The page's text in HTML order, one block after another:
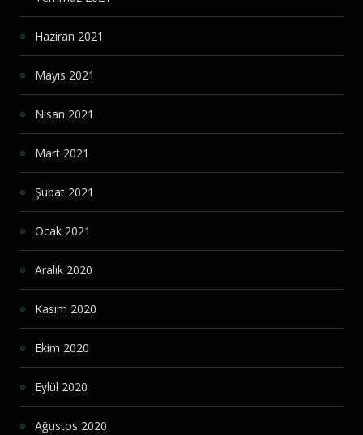
Haziran 2021
Mayıs 2021
Nisan 2021
Mart 2021
Şubat 2021
Ocak 2021
Aralık 2020
Kasım 2020
Ekim 2020
Eylül 2020
Ağustos 2020